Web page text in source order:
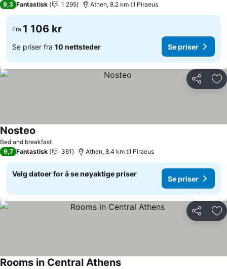
9,3 Fantastisk 1 295 Athen, 8.2 km til Piraeus
Fra 1 106 kr
Se priser fra 10 nettsteder Se priser
Del
Bed and breakfast
Nosteo
9,7 Fantastisk 361 Athen, 8.4 km til Piraeus
Velg datoer for å se nøyaktige priser
Se priser
Del
Rooms in Central Athens